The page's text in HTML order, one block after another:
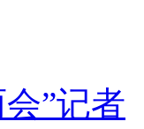
”记者